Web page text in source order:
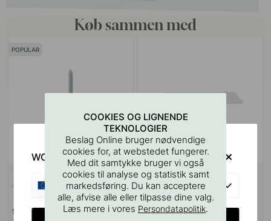
Køb sammen med
POPULAR
VÆGBESLAG
Ansatsskrue M4x50mm 1stk
9 kr
127
Boreskabelonen til Greb &
Knopper
55 kr
COOKIES OG LIGNENDE
TEKNOLOGIER
Beslag Online bruger nødvendige
cookies for, at webstedet fungerer.
Med dit samtykke bruger vi også
cookies til analyse og statistik samt
markedsføring. Du kan acceptere
alle, afvise alle eller tilpasse dine valg.
Læs mere i vores Persondatapolitik.
WOULD YOU RATHER VISIT?
EU